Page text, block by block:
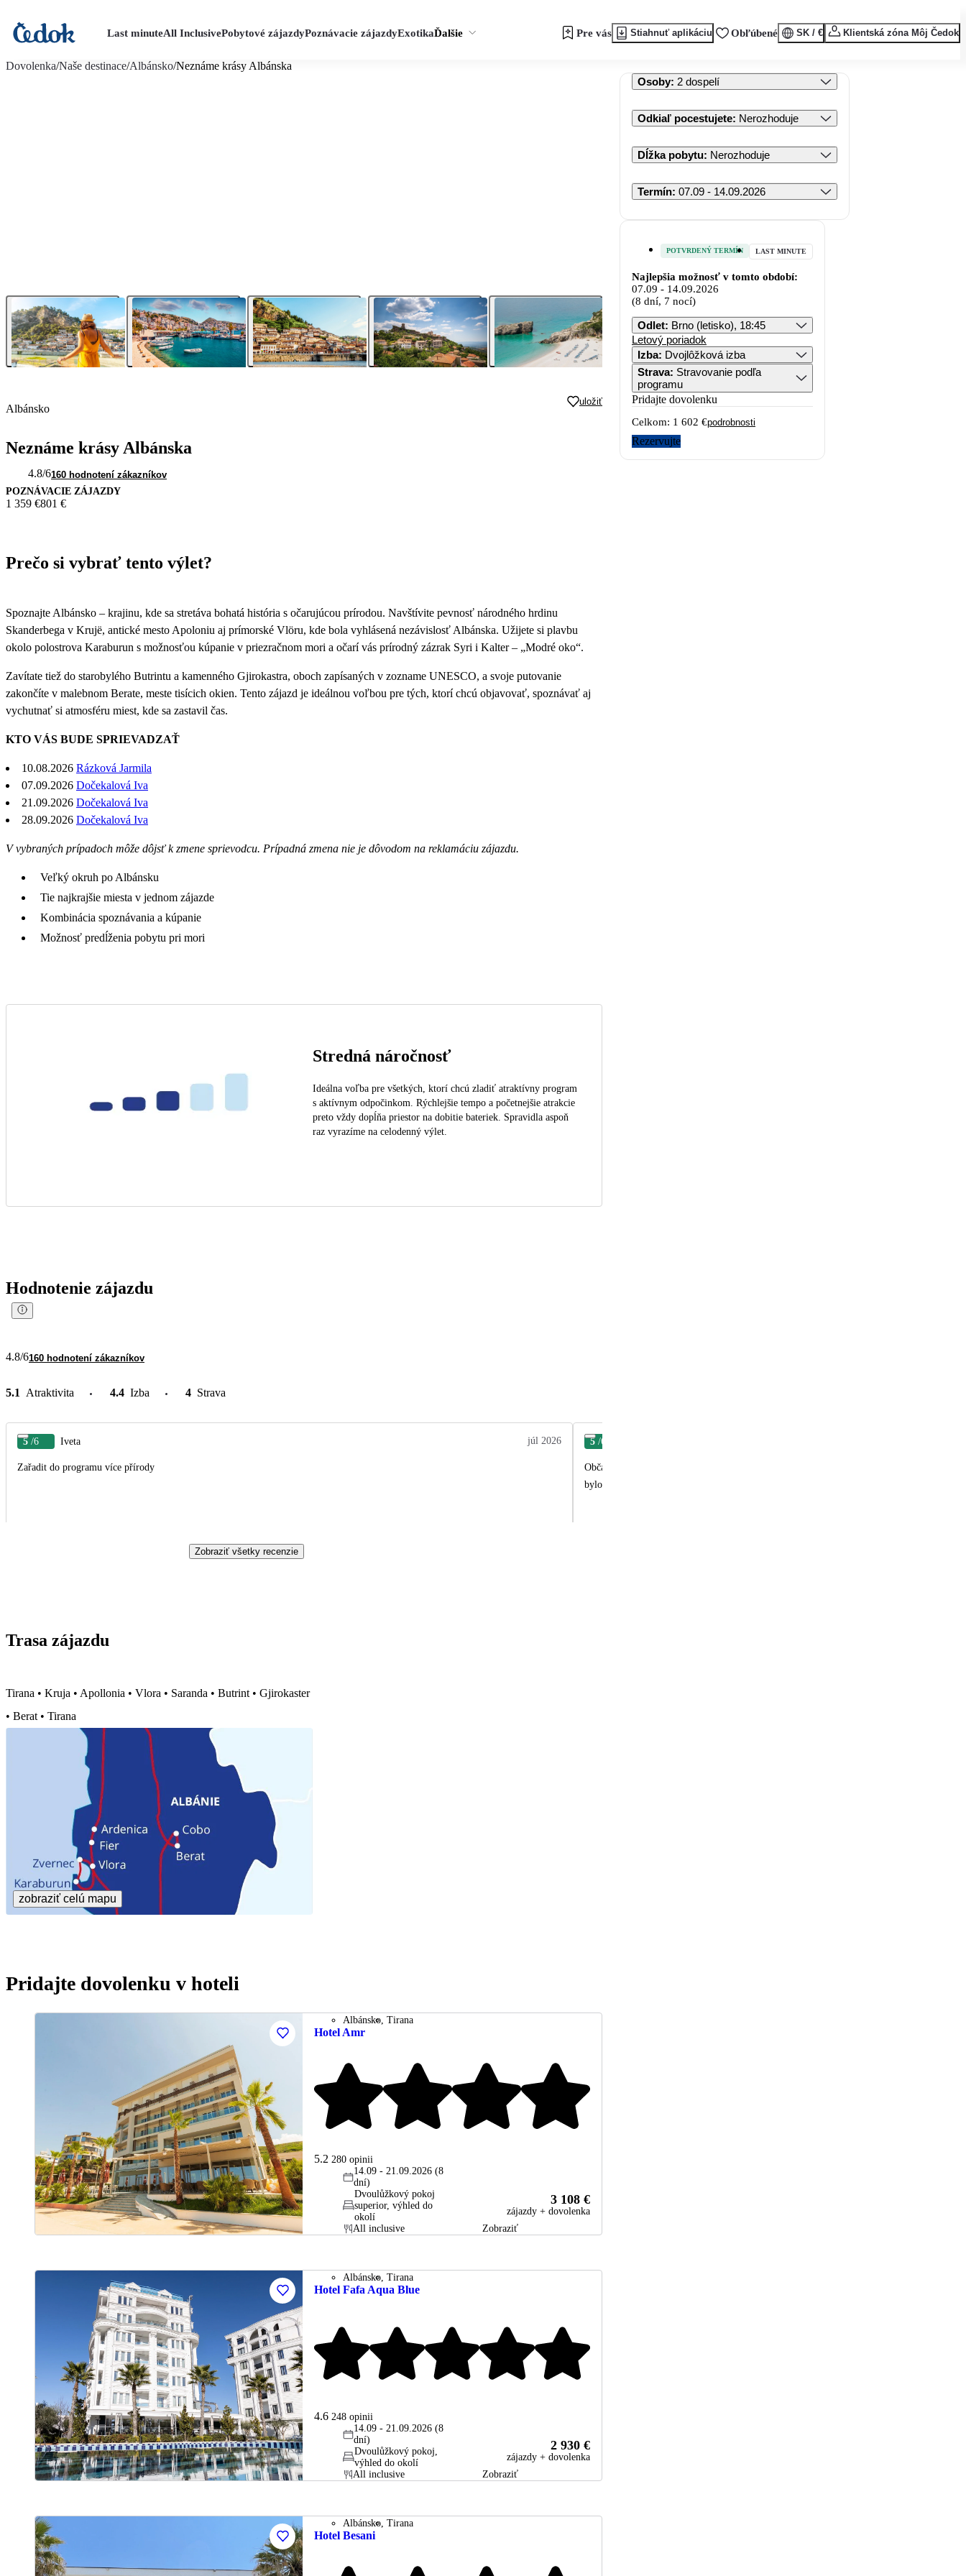
Last minuteAll InclusivePobytové zájazdyPoznávacie zájazdyExotikaĎalšie Pre vás Stiahnuť aplikáciu Obľúbené SK / € Klientská zóna Môj Čedok
Dovolenka/Naše destinace/Albánsko/Neznáme krásy Albánska
Albánsko
uložiť
Neznáme krásy Albánska
4.8/6160 hodnotení zákazníkov
POZNÁVACIE ZÁJAZDY
1 359 €801 €
Prečo si vybrať tento výlet?
Spoznajte Albánsko – krajinu, kde sa stretáva bohatá história s očarujúcou prírodou. Navštívite pevnosť národného hrdinu
Skanderbega v Krujë, antické mesto Apoloniu aj prímorské Vlöru, kde bola vyhlásená nezávislosť Albánska. Užijete si plavbu
okolo polostrova Karaburun s možnosťou kúpanie v priezračnom mori a očarí vás prírodný zázrak Syri i Kalter – „Modré oko“.
Zavítate tiež do starobylého Butrintu a kamenného Gjirokastra, oboch zapísaných v zozname UNESCO, a svoje putovanie
zakončíte v malebnom Berate, meste tisícich okien. Tento zájazd je ideálnou voľbou pre tých, ktorí chcú objavovať, spoznávať aj
vychutnať si atmosféru miest, kde sa zastavil čas.
KTO VÁS BUDE SPRIEVADZAŤ
10.08.2026 Rázková Jarmila
07.09.2026 Dočekalová Iva
21.09.2026 Dočekalová Iva
28.09.2026 Dočekalová Iva
V vybraných prípadoch môže dôjsť k zmene sprievodcu. Prípadná zmena nie je dôvodom na reklamáciu zájazdu.
Veľký okruh po Albánsku
Tie najkrajšie miesta v jednom zájazde
Kombinácia spoznávania a kúpanie
Možnosť predĺženia pobytu pri mori
Stredná náročnosť
Ideálna voľba pre všetkých, ktorí chcú zladiť atraktívny program
s aktívnym odpočinkom. Rýchlejšie tempo a početnejšie atrakcie
preto vždy dopĺňa priestor na dobitie bateriek. Spravidla aspoň
raz vyrazíme na celodenný výlet.
Hodnotenie zájazdu
4.8/6160 hodnotení zákazníkov
5.1 Atraktivita 4.4 Izba 4 Strava
5 /6 Iveta júl 2026
Zařadit do programu více přírody
5 /6
Občas bylo hodně volného času - ocenil bych spíš organizovaný program, než volný čas na
bylo také málo času - např. prohlídka Tirany.
Zobraziť všetky recenzie
Trasa zájazdu
Tirana • Kruja • Apollonia • Vlora • Saranda • Butrint • Gjirokaster
• Berat • Tirana
zobraziť celú mapu
Pridajte dovolenku v hoteli
Albánsko Tirana
Hotel Amr
5.2 280 opinii
14.09 - 21.09.2026 (8
dní)
Dvoulůžkový pokoj
superior, výhled do
okolí
All inclusive
3 108 €
zájazdy + dovolenka
Zobraziť
Albánsko Tirana
Hotel Fafa Aqua Blue
4.6 248 opinii
14.09 - 21.09.2026 (8
dní)
Dvoulůžkový pokoj,
výhled do okolí
All inclusive
2 930 €
zájazdy + dovolenka
Zobraziť
Albánsko Tirana
Hotel Besani
Osoby: 2 dospelí
Odkiaľ pocestujete: Nerozhoduje
Dĺžka pobytu: Nerozhoduje
Termín: 07.09 - 14.09.2026
POTVRDENÝ TERMÍN LAST MINUTE
Najlepšia možnosť v tomto období:
07.09 - 14.09.2026
(8 dní, 7 nocí)
Odlet: Brno (letisko), 18:45
Letový poriadok
Izba: Dvojlôžková izba
Strava: Stravovanie podľa
programu
Pridajte dovolenku
Celkom: 1 602 €podrobnosti
Rezervujte